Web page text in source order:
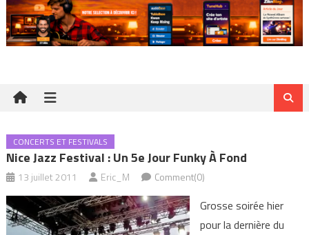
CONCERTS ET FESTIVALS
Nice Jazz Festival : Un 5e Jour Funky À Fond
13 juillet 2011 Eric_M Comment(0)
Grosse soirée hier
pour la dernière du